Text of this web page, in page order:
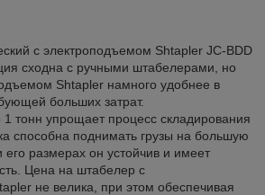
с электроподъемом Shtapler JC-BDD
сходна с ручными штабелерами, но
Shtapler намного удобнее в
больших затрат.
1 тонн упрощает процесс складирования
способна поднимать грузы на большую
размерах он устойчив и имеет
Цена на штабелер с
не велика, при этом обеспечивая